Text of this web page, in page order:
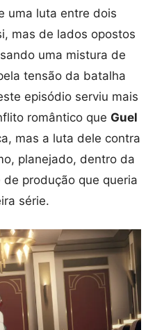
uma luta entre dois
mas de lados opostos
uma mistura de
tensão da batalha
episódio serviu mais
romântico que Guel
mas a luta dele contra
planejado, dentro da
produção que queria
série.